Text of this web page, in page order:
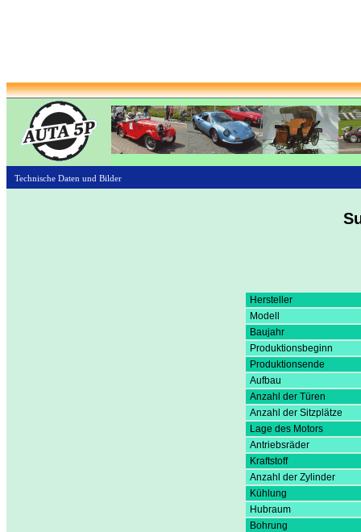
Technische Daten und Bilder
Hersteller
Modell
Baujahr
Produktionsbeginn
Produktionsende
Aufbau
Anzahl der Türen
Anzahl der Sitzplätze
Lage des Motors
Antriebsräder
Kraftstoff
Anzahl der Zylinder
Kühlung
Hubraum
Bohrung